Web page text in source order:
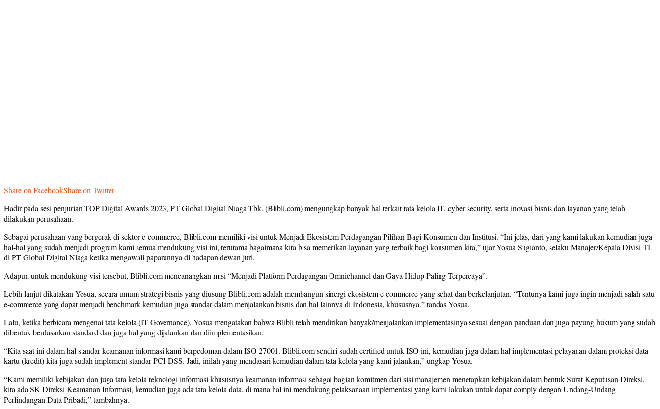
Share on FacebookShare on Twitter
Hadir pada sesi penjurian TOP Digital Awards 2023, PT Global Digital Niaga Tbk. (Blibli.com) mengungkap banyak hal terkait tata kelola IT, cyber security, serta inovasi bisnis dan layanan yang telah
dilakukan perusahaan.
Sebagai perusahaan yang bergerak di sektor e-commerce, Blibli.com memiliki visi untuk Menjadi Ekosistem Perdagangan Pilihan Bagi Konsumen dan Institusi. “Ini jelas, dari yang kami lakukan kemudian juga
hal-hal yang sudah menjadi program kami semua mendukung visi ini, terutama bagaimana kita bisa memerikan layanan yang terbaik bagi konsumen kita,” ujar Yosua Sugianto, selaku Manajer/Kepala Divisi TI
di PT Global Digital Niaga ketika mengawali paparannya di hadapan dewan juri.
Adapun untuk mendukung visi tersebut, Blibli.com mencanangkan misi “Menjadi Platform Perdagangan Omnichannel dan Gaya Hidup Paling Terpercaya”.
Lebih lanjut dikatakan Yosua, secara umum strategi bisnis yang diusung Blibli.com adalah membangun sinergi ekosistem e-commerce yang sehat dan berkelanjutan. “Tentunya kami juga ingin menjadi salah satu
e-commerce yang dapat menjadi benchmark kemudian juga standar dalam menjalankan bisnis dan hal lainnya di Indonesia, khususnya,” tandas Yosua.
Lalu, ketika berbicara mengenai tata kelola (IT Governance), Yosua mengatakan bahwa Blibli telah mendirikan banyak/menjalankan implementasinya sesuai dengan panduan dan juga payung hukum yang sudah
dibentuk berdasarkan standard dan juga hal yang dijalankan dan diimplementasikan.
“Kita saat ini dalam hal standar keamanan informasi kami berpedoman dalam ISO 27001. Blibli.com sendiri sudah certified untuk ISO ini, kemudian juga dalam hal implementasi pelayanan dalam proteksi data
kartu (kredit) kita juga sudah implement standar PCI-DSS. Jadi, inilah yang mendasari kemudian dalam tata kelola yang kami jalankan,” ungkap Yosua.
“Kami memiliki kebijakan dan juga tata kelola teknologi informasi khususnya keamanan informasi sebagai bagian komitmen dari sisi manajemen menetapkan kebijakan dalam bentuk Surat Keputusan Direksi,
kita ada SK Direksi Keamanan Informasi, kemudian juga ada tata kelola data, di mana hal ini mendukung pelaksanaan implementasi yang kami lakukan untuk dapat comply dengan Undang-Undang
Perlindungan Data Pribadi,” tambahnya.